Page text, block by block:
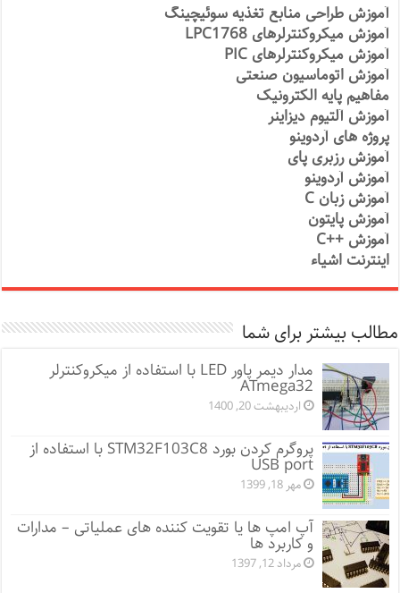
آموزش طراحی منابع تغذیه سوئیچینگ
آموزش میکروکنترلرهای LPC1768
آموزش میکروکنترلرهای PIC
آموزش اتوماسیون صنعتی
مفاهیم پایه الکترونیک
آموزش آلتیوم دیزاینر
پروژه های آردوینو
آموزش رزبری پای
آموزش آردوینو
آموزش زبان C
آموزش پایتون
آموزش ++C
اینترنت اشیاء
مطالب بیشتر برای شما
مدار دیمر پاور LED با استفاده از میکروکنترلر
ATmega32
اردیبهشت 20, 1400
پروگرم کردن بورد STM32F103C8 با استفاده از
USB port
مهر 18, 1399
آپ امپ ها یا تقویت کننده های عملیاتی – مدارات
و کاربرد ها
مرداد 12, 1397